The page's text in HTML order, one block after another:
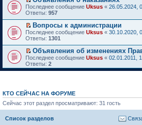
н
н
о
м
у
с
о
о
б
щ
е
н
о
ч
т
а
н
н
о
м
у
с
о
щ
е
н
и
о
м
у
н
е
п
р
о
ч
и
т
а
о
м
у
с
о
п
е
в
о
м
у
н
е
п
р
о
т
а
н
н
м
й
т
и
к
п
е
р
в
о
м
у
н
о
ч
а
П
е
е
й
т
и
к
п
е
р
в
у
н
е
п
о
Последнее сообщение Uksus « 26.05.2024,
Ответы: 957
П
е
е
й
т
и
р
в
о
м
у
н
Вопросы к администрации
Последнее сообщение Uksus « 30.10.2020,
Ответы: 1301
П
е
р
и
к
п
е
р
Объявления об изменениях
Последнее сообщение Uksus « 02.01.2011,
Ответы: 2
КТО СЕЙЧАС НА ФОРУМЕ
Сейчас этот раздел просматривают: 31 гость
Список разделов